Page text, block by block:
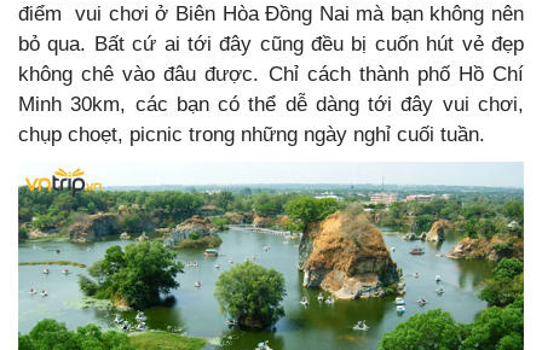
điểm vui chơi ở Biên Hòa Đồng Nai mà bạn không nên
bỏ qua. Bất cứ ai tới đây cũng đều bị cuốn hút vẻ đẹp
không chê vào đâu được. Chỉ cách thành phố Hồ Chí
Minh 30km, các bạn có thể dễ dàng tới đây vui chơi,
chụp choẹt, picnic trong những ngày nghỉ cuối tuần.